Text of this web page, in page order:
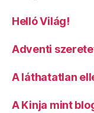
Helló Világ!
Adventi
A láthatatlan
A Kinja mint